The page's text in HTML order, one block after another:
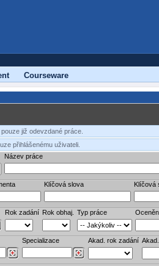
Courseware
již odevzdané práce.
přihlášenému uživateli.
Název práce
Klíčová slova Klíčová
Rok zadání Rok obhaj. Typ práce
Specializace Akad. rok zadání